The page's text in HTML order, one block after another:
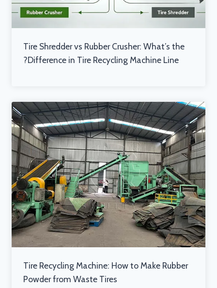
Tire Shredder vs Rubber Crusher: What’s the
Difference in Tire Recycling Machine Line?
Tire Recycling Machine: How to Make Rubber
Powder from Waste Tires